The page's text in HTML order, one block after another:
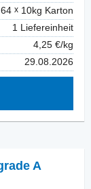
64
10kg Karton
1 Liefereinheit
4,25 €/kg
29.08.2026
A